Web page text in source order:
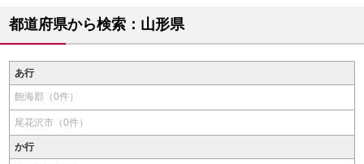
都道府県から検索：山形県
あ行
飽海郡（0件）
尾花沢市（0件）
か行